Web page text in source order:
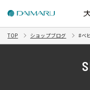
TOP ショップブログ #ベ